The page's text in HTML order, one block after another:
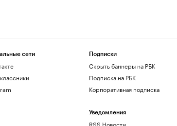
сети Подписки
Скрыть баннеры на РБК
Подписка на РБК
Корпоративная подписка
Уведомления
RSS Новости